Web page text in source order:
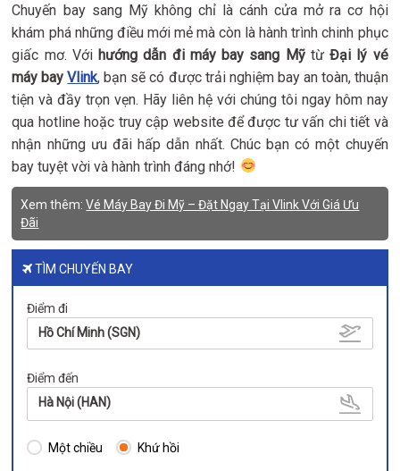
Chuyến bay sang Mỹ không chỉ là cánh cửa mở ra cơ hội
khám phá những điều mới mẻ mà còn là hành trình chinh phục
giấc mơ. Với hướng dẫn đi máy bay sang MỹtừĐại lý vé
máy bayVlink, bạn sẽ có được trải nghiệm bay an toàn, thuận
tiện và đầy trọn vẹn. Hãy liên hệ với chúng tôi ngay hôm nay
qua hotline hoặc truy cập website để được tư vấn chi tiết và
nhận những ưu đãi hấp dẫn nhất. Chúc bạn có một chuyến
bay tuyệt vời và hành trình đáng nhớ!
Xem thêm:Vé Máy Bay Đi Mỹ – Đặt Ngay Tại Vlink Với Giá Ưu
Đãi
TÌM CHUYẾN BAY
Điểm đi
Hồ Chí Minh (SGN)
Điểm đến
Hà Nội (HAN)
Một chiều Khứ hồi